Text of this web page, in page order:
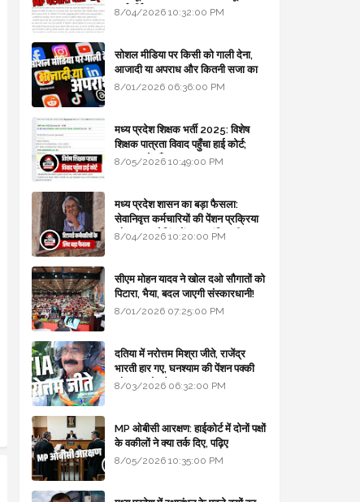
मार्गदर्शिका
8/04/2026 10:32:00 PM
सोशल मीडिया पर किसी को गाली देना,
आजादी या अपराध और कितनी सजा का
प्रावधान - free legal advice
8/01/2026 06:36:00 PM
मध्य प्रदेश शिक्षक भर्ती 2025: विशेष
शिक्षक पात्रता विवाद पहुँचा हाई कोर्ट;
सरकार से माँगा जवाब
8/05/2026 10:49:00 PM
मध्य प्रदेश शासन का बड़ा फैसला:
सेवानिवृत्त कर्मचारियों की पेंशन प्रक्रिया
और बजट कोडिंग में हुए क्रांतिकारी
8/04/2026 10:20:00 PM
सीएम मोहन यादव ने खोल दओ सौगातों को
पिटारा, भैया, बदल जाएगी संस्कारधानी!
8/01/2026 07:25:00 PM
दतिया में नरोत्तम मिश्रा जीते, राजेंद्र
भारती हार गए, घनश्याम की पेंशन पक्की
और आशुतोष बैक टू...
8/03/2026 06:32:00 PM
MP ओबीसी आरक्षण: हाईकोर्ट में दोनों पक्षों
के वकीलों ने क्या तर्क दिए, पढ़िए
8/05/2026 10:35:00 PM